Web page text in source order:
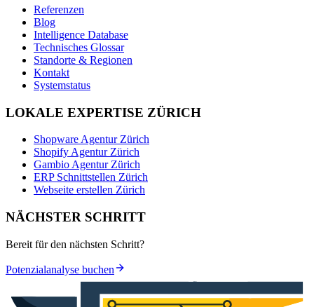
Referenzen
Blog
Intelligence Database
Technisches Glossar
Standorte & Regionen
Kontakt
Systemstatus
LOKALE EXPERTISE ZÜRICH
Shopware Agentur Zürich
Shopify Agentur Zürich
Gambio Agentur Zürich
ERP Schnittstellen Zürich
Webseite erstellen Zürich
NÄCHSTER SCHRITT
Bereit für den nächsten Schritt?
Potenzialanalyse buchen